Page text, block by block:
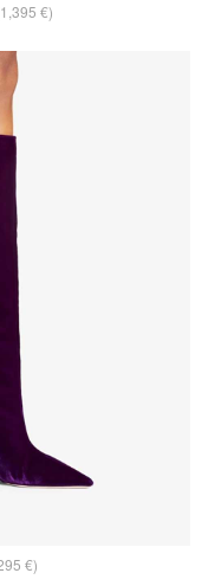
€)
€)